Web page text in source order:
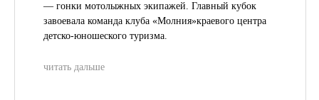
— гонки мотолыжных экипажей. Главный кубок
завоевала команда клуба «Молния»краевого центра
детско-юношеского туризма.
читать дальше